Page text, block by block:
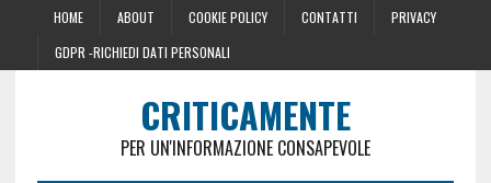
HOME ABOUT COOKIE POLICY CONTATTI
PRIVACY
GDPR -RICHIEDI DATI PERSONALI
CRITICAMENTE
PER UN'INFORMAZIONE CONSAPEVOLE